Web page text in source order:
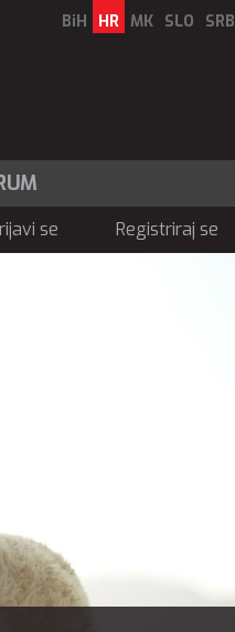
BiH HR MK SLO SRB
se Registriraj se